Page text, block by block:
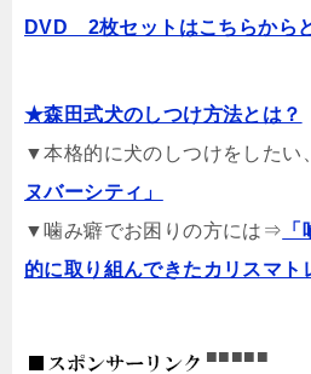
DVD 2枚セットはこちらから
★森田式犬のしつけ方法とは？
▼本格的に犬のしつけをした
ヌバーシティ」
▼噛み癖でお困りの方には⇒
的に取り組んできたカリスマト
■■■■■